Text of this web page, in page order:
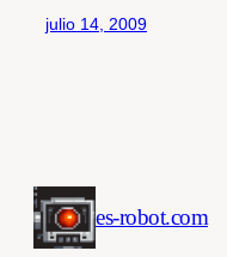
julio 14, 2009
es-robot.com